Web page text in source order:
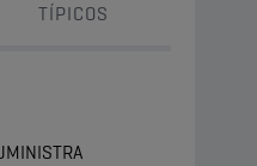
TÍPICOS